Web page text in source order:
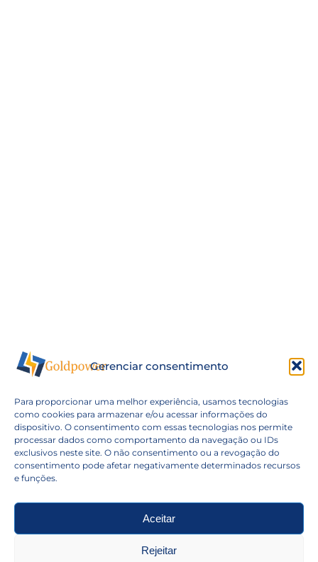
Gerenciar consentimento
Para proporcionar uma melhor experiência, usamos tecnologias
como cookies para armazenar e/ou acessar informações do
dispositivo. O consentimento com essas tecnologias nos permite
processar dados como comportamento da navegação ou IDs
exclusivos neste site. O não consentimento ou a revogação do
consentimento pode afetar negativamente determinados recursos
e funções.
Aceitar
Rejeitar